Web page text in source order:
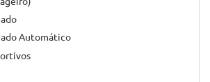
Automático